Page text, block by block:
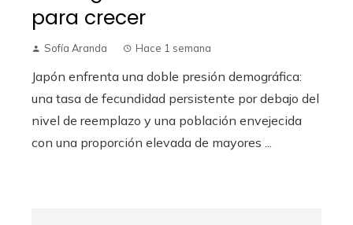
para crecer
Sofía Aranda Hace 1 semana
Japón enfrenta una doble presión demográfica:
una tasa de fecundidad persistente por debajo del
nivel de reemplazo y una población envejecida
con una proporción elevada de mayores ...